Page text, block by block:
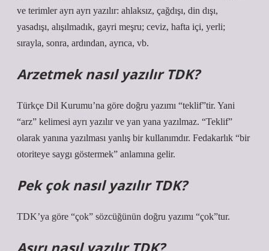
ve terimler ayrı ayrı yazılır: ahlaksız, çağdışı, din dışı,
yasadışı, alışılmadık, gayri meşru; ceviz, hafta içi, yerli;
sırayla, sonra, ardından, ayrıca, vb.
Arzetmek nasıl yazılır TDK?
Türkçe Dil Kurumu’na göre doğru yazımı “teklif”tir. Yani
“arz” kelimesi ayrı yazılır ve yan yana yazılmaz. “Teklif”
olarak yanına yazılması yanlış bir kullanımdır. Fedakarlık “bir
otoriteye saygı göstermek” anlamına gelir.
Pek çok nasıl yazılır TDK?
TDK’ya göre “çok” sözcüğünün doğru yazımı “çok”tur.